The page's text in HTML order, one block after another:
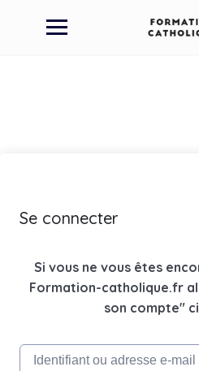
Se connecter
Si vous ne vous êtes
Formation-catholique.fr
son compte"